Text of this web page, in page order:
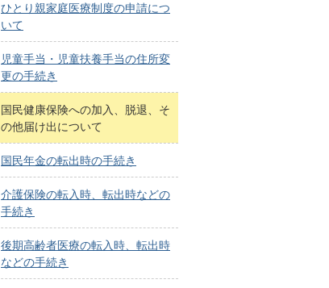
ひとり親家庭医療制度の申請につ
いて
児童手当・児童扶養手当の住所変
更の手続き
国民健康保険への加入、脱退、そ
の他届け出について
国民年金の転出時の手続き
介護保険の転入時、転出時などの
手続き
後期高齢者医療の転入時、転出時
などの手続き